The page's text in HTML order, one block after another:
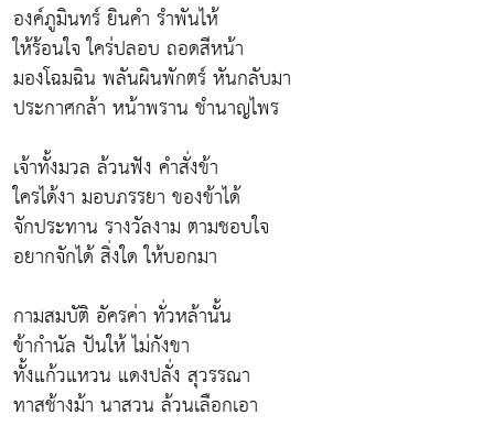
องค์ภูมินทร์ ยินคำ รำพันไห้
ให้ร้อนใจ ใคร่ปลอบ ถอดสีหน้า
มองโฉมฉิน พลันผินพักตร์ หันกลับมา
ประกาศกล้า หน้าพราน ชำนาญไพร
เจ้าทั้งมวล ล้วนฟัง คำสั่งข้า
ใครได้งา มอบภรรยา ของข้าได้
จักประทาน รางวัลงาม ตามชอบใจ
อยากจักได้ สิ่งใด ให้บอกมา
กามสมบัติ อัครค่า ทั่วหล้านั้น
ข้ากำนัล ปันให้ ไม่กังขา
ทั้งแก้วแหวน แดงปลั่ง สุวรรณา
ทาสช้างม้า นาสวน ล้วนเลือกเอา